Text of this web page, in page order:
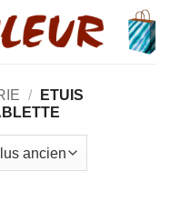
/
ETUIS